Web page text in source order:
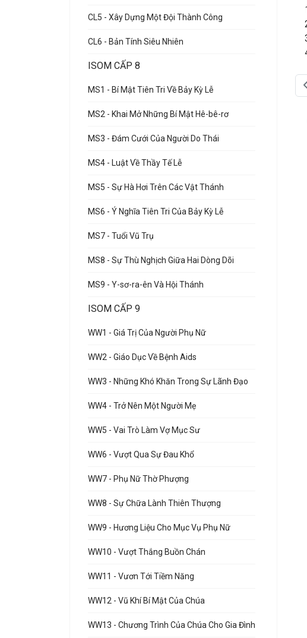
CL5 - Xây Dựng Một Đội Thành Công
CL6 - Bản Tính Siêu Nhiên
ISOM CẤP 8
MS1 - Bí Mật Tiên Tri Về Bảy Kỳ Lễ
MS2 - Khai Mở Những Bí Mật Hê-bê-rơ
MS3 - Đám Cưới Của Người Do Thái
MS4 - Luật Về Thầy Tế Lễ
MS5 - Sự Hà Hơi Trên Các Vật Thánh
MS6 - Ý Nghĩa Tiên Tri Của Bảy Kỳ Lễ
MS7 - Tuổi Vũ Trụ
MS8 - Sự Thù Nghịch Giữa Hai Dòng Dõi
MS9 - Y-sơ-ra-ên Và Hội Thánh
ISOM CẤP 9
WW1 - Giá Trị Của Người Phụ Nữ
WW2 - Giáo Dục Về Bệnh Aids
WW3 - Những Khó Khăn Trong Sự Lãnh Đạo
WW4 - Trở Nên Một Người Mẹ
WW5 - Vai Trò Làm Vợ Mục Sư
WW6 - Vượt Qua Sự Đau Khổ
WW7 - Phụ Nữ Thờ Phượng
WW8 - Sự Chữa Lành Thiên Thượng
WW9 - Hương Liệu Cho Mục Vụ Phụ Nữ
WW10 - Vượt Thắng Buồn Chán
WW11 - Vươn Tới Tiềm Năng
WW12 - Vũ Khí Bí Mật Của Chúa
WW13 - Chương Trình Của Chúa Cho Gia Đình